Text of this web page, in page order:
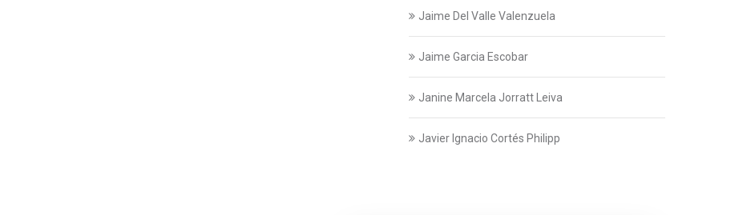
Jaime Del Valle Valenzuela
Jaime Garcia Escobar
Janine Marcela Jorratt Leiva
Javier Ignacio Cortés Philipp